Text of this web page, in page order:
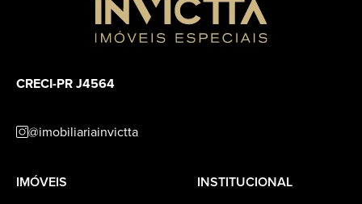
CRECI-PR J4564
@imobiliariainvictta
IMÓVEIS INSTITUCIONAL